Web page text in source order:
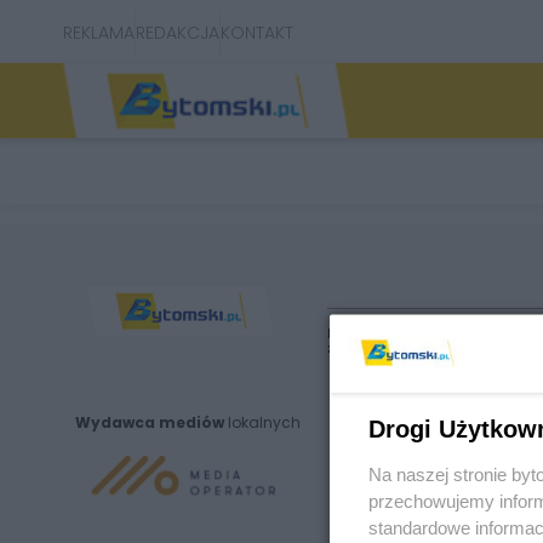
REKLAMAREDAKCJAKONTAKT
Wydawca mediów lokalnych
Nie zapomnij
zapoznać się z:
polityką prywatności
Drogi
Na naszej stronie
przechowujemy
standardowe